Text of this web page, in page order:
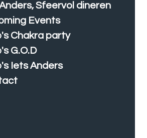
Sfeervol dineren
Events
Chakra party
G.O.D
Iets Anders